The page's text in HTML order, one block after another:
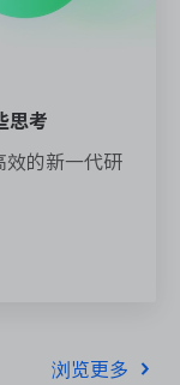
思考
效的新一代研
浏览更多